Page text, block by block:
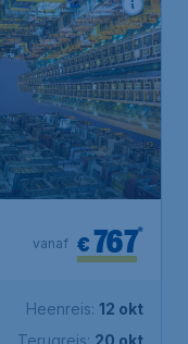
€767*
vanaf
Heenreis: 12 okt
Terugreis: 20 okt